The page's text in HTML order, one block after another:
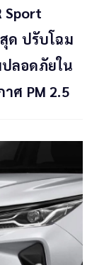
Sport
ด ปรับโฉม
ลอดภัยใน
ศ PM 2.5